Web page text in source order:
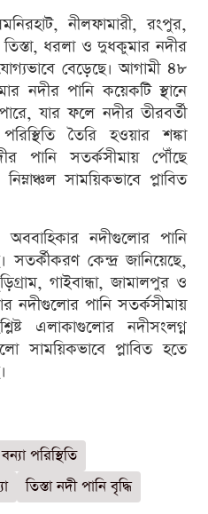
নীলফামারী, রংপুর,
তিস্তা, ধরলা ও দুধকুমার নদীর
বেড়েছে। আগামী ৪৮
নদীর পানি কয়েকটি স্থানে
যার ফলে নদীর তীরবর্তী
তৈরি হওয়ার শঙ্কা
পানি সতর্কসীমায় পৌঁছে
সাময়িকভাবে প্লাবিত
নদীগুলোর পানি
সতর্কীকরণ কেন্দ্র জানিয়েছে,
গাইবান্ধা, জামালপুর ও
নদীগুলোর পানি সতর্কসীমায়
এলাকাগুলোর নদীসংলগ্ন
সাময়িকভাবে প্লাবিত হতে
বন্যা পরিস্থিতি
তিস্তা নদী পানি বৃদ্ধি